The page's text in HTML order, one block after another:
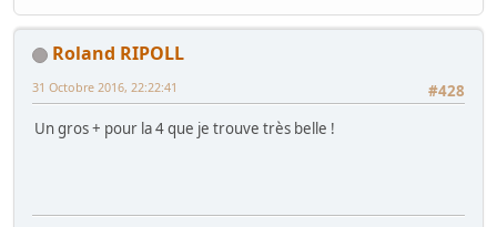
Roland RIPOLL
#428
31 Octobre 2016, 22:22:41
Un gros + pour la 4 que je trouve très belle !